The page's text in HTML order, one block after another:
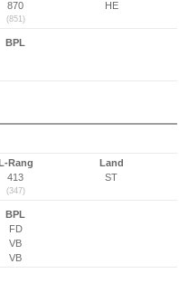
870
(851)
HE
BPL
L-Rang
413
(347)
Land
ST
BPL
FD
VB
VB